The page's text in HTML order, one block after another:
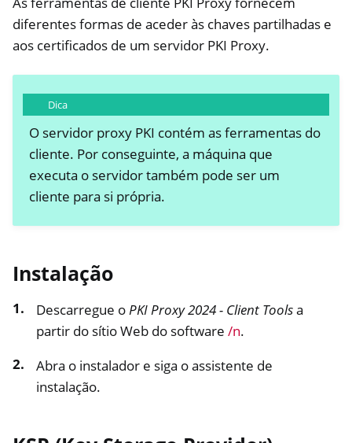
diferentes formas de aceder às chaves partilhadas e
aos certificados de um servidor PKI Proxy.
Dica
O servidor proxy PKI contém as ferramentas do
cliente. Por conseguinte, a máquina que
executa o servidor também pode ser um
cliente para si própria.
Instalação
Descarregue oPKI Proxy 2024 - Client Toolsa
partir do sítio Web do software /n.
Abra o instalador e siga o assistente de
instalação.